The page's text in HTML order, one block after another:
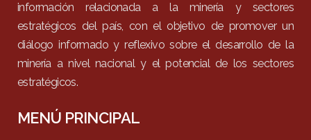
información relacionada a la minería y sectores
estratégicos del país, con el objetivo de promover un
diálogo informado y reflexivo sobre el desarrollo de la
minería a nivel nacional y el potencial de los sectores
estratégicos.
MENÚ PRINCIPAL